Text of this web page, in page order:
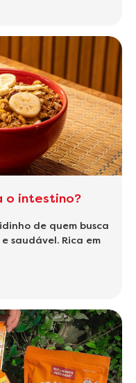
o intestino?
de quem busca
saudável. Rica em